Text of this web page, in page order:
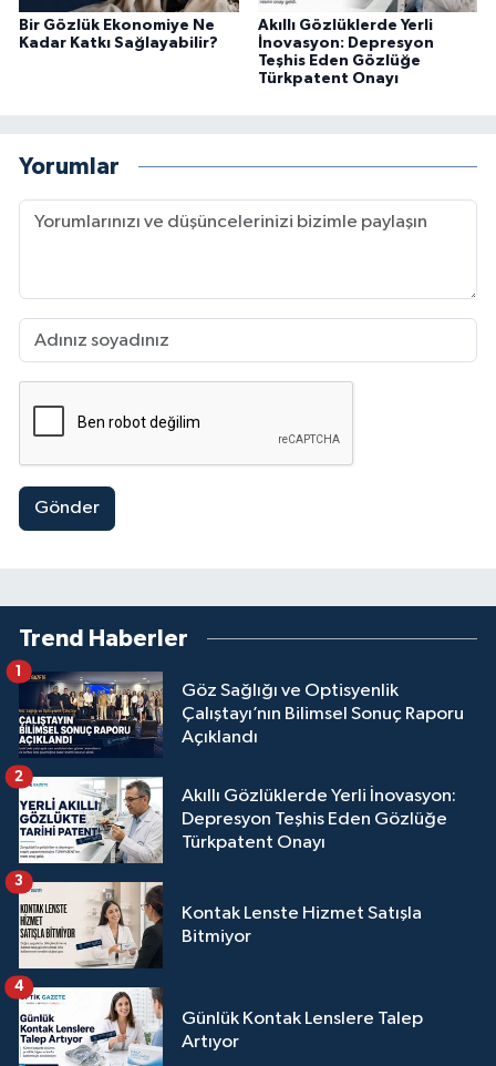
Bir Gözlük Ekonomiye Ne
Kadar Katkı Sağlayabilir?
Akıllı Gözlüklerde Yerli
İnovasyon: Depresyon
Teşhis Eden Gözlüğe
Türkpatent Onayı
Yorumlar
Gönder
Trend Haberler
Göz Sağlığı ve Optisyenlik
Çalıştayı’nın Bilimsel Sonuç Raporu
Açıklandı
1
Akıllı Gözlüklerde Yerli İnovasyon:
Depresyon Teşhis Eden Gözlüğe
Türkpatent Onayı
2
Kontak Lenste Hizmet Satışla
Bitmiyor
3
Günlük Kontak Lenslere Talep
Artıyor
4